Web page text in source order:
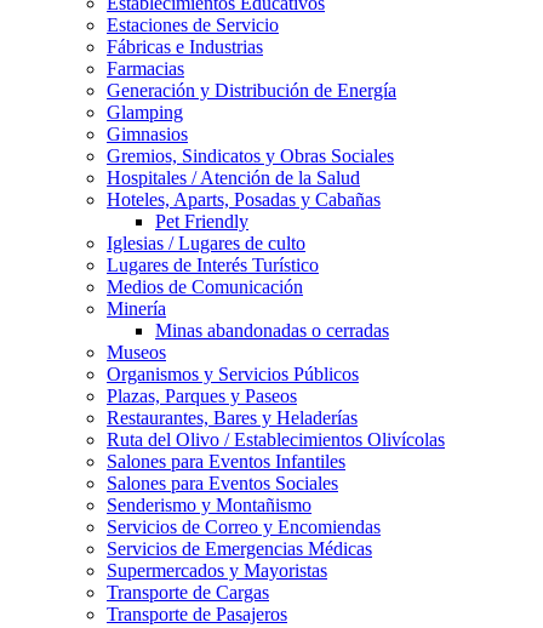
Estaciones de Servicio
Fábricas e Industrias
Farmacias
Generación y Distribución de Energía
Glamping
Gimnasios
Gremios, Sindicatos y Obras Sociales
Hospitales / Atención de la Salud
Hoteles, Aparts, Posadas y Cabañas
Pet Friendly
Iglesias / Lugares de culto
Lugares de Interés Turístico
Medios de Comunicación
Minería
Minas abandonadas o cerradas
Museos
Organismos y Servicios Públicos
Plazas, Parques y Paseos
Restaurantes, Bares y Heladerías
Ruta del Olivo / Establecimientos Olivícolas
Salones para Eventos Infantiles
Salones para Eventos Sociales
Senderismo y Montañismo
Servicios de Correo y Encomiendas
Servicios de Emergencias Médicas
Supermercados y Mayoristas
Transporte de Cargas
Transporte de Pasajeros